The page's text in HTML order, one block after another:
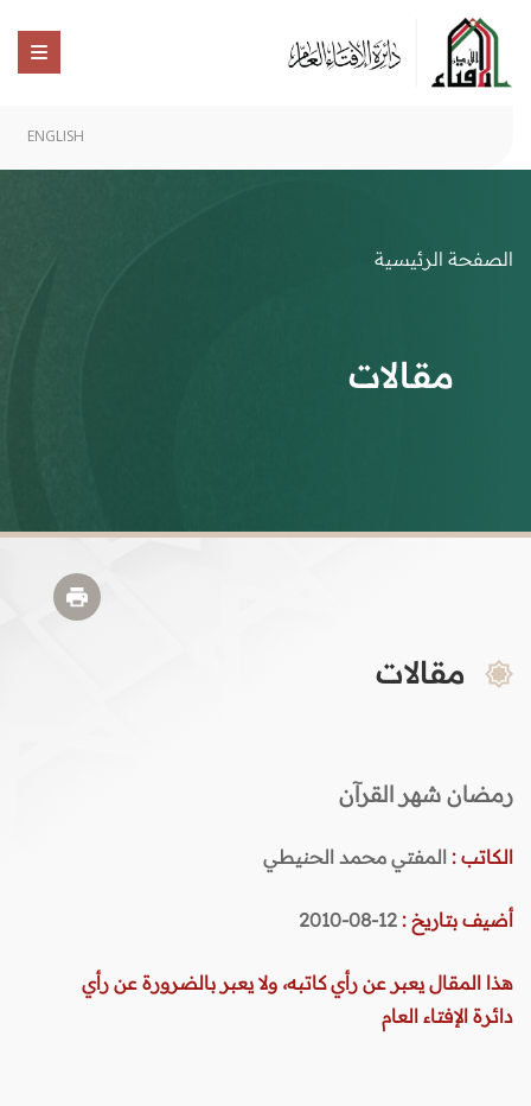
ENGLISH
الصفحة الرئيسية
مقالات
مقالات
رمضان شهر القرآن
الكاتب : المفتي محمد الحنيطي
أضيف بتاريخ : 12-08-2010
هذا المقال يعبر عن رأي كاتبه، ولا يعبر بالضرورة عن رأي
دائرة الإفتاء العام